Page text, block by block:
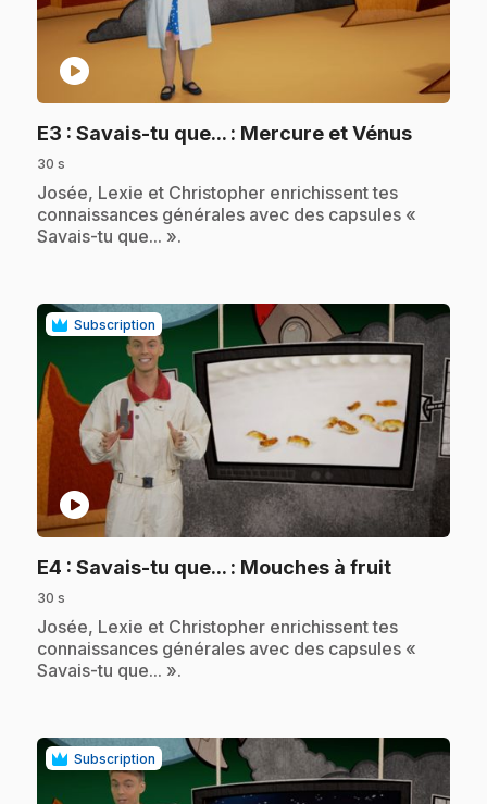
play_circle
E3 : Savais-tu que... : Mercure et Vénus.
30 s
.Josée, Lexie et Christopher enrichissent tes
connaissances générales avec des capsules «
Savais-tu que... ».
Subscription
play_circle
E4 : Savais-tu que... : Mouches à fruit.
30 s
.Josée, Lexie et Christopher enrichissent tes
connaissances générales avec des capsules «
Savais-tu que... ».
Subscription